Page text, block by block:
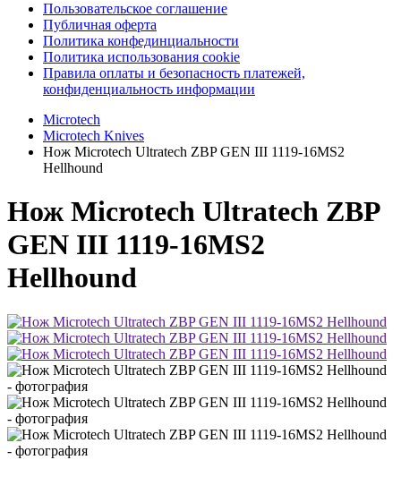
Пользовательское соглашение
Публичная оферта
Политика конфединциальности
Политика использования cookie
Правила оплаты и безопасность платежей,
конфиденциальность информации
Microtech
Microtech Knives
Нож Microtech Ultratech ZBP GEN III 1119-16MS2
Hellhound
Нож Microtech Ultratech ZBP
GEN III 1119-16MS2
Hellhound